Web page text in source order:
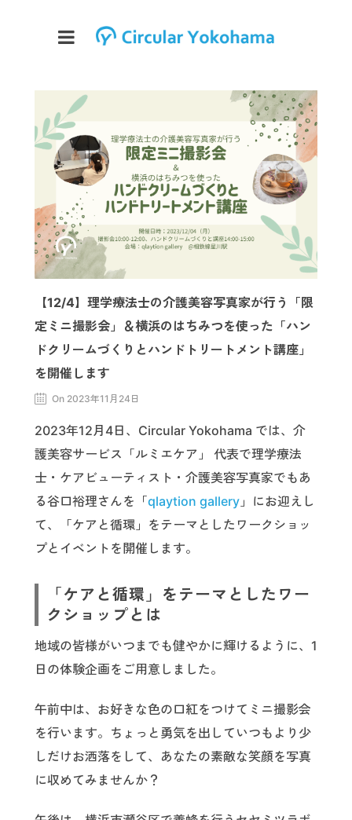
【12/4】理学療法士の介護美容写真家が行う「限
定ミニ撮影会」＆横浜のはちみつを使った「ハン
ドクリームづくりとハンドトリートメント講座」
を開催します
On 2023年11月24日
2023年12月4日、Circular Yokohama では、介
護美容サービス「ルミエケア」 代表で理学療法
士・ケアビューティスト・介護美容写真家でもあ
る谷口裕理さんを「qlaytion gallery 」にお迎えし
て、「ケアと循環」をテーマとしたワークショッ
プとイベントを開催します。
「ケアと循環」をテーマとしたワー
クショップとは
地域の皆様がいつまでも健やかに輝けるように、1
日の体験企画をご用意しました。
午前中は、お好きな色の口紅をつけてミニ撮影会
を行います。ちょっと勇気を出していつもより少
しだけお洒落をして、あなたの素敵な笑顔を写真
に収めてみませんか？